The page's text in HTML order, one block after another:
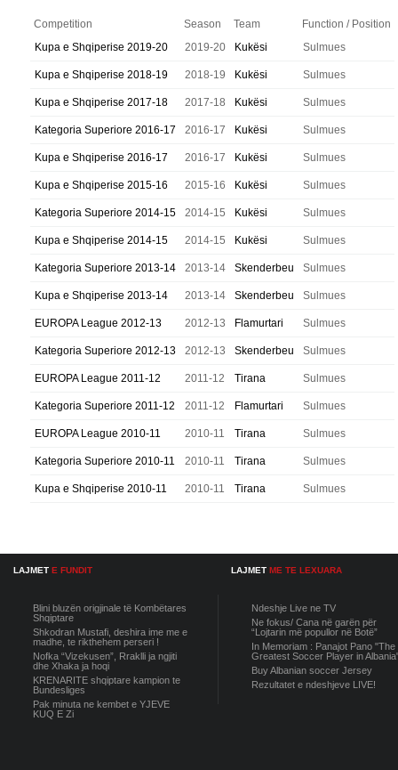
Competition Season Team
Function / Position
Kupa e Shqiperise 2019-20
2019-20 Kukësi Sulmues
Kupa e Shqiperise 2018-19 2018-19 Kukësi Sulmues
Kupa e Shqiperise 2017-18 2017-18 Kukësi Sulmues
Kategoria Superiore 2016-17 2016-17 Kukësi Sulmues
Kupa e Shqiperise 2016-17 2016-17 Kukësi Sulmues
Kupa e Shqiperise 2015-16 2015-16 Kukësi Sulmues
Kategoria Superiore 2014-15 2014-15 Kukësi Sulmues
Kupa e Shqiperise 2014-15 2014-15 Kukësi Sulmues
Kategoria Superiore 2013-14 2013-14 Skenderbeu Sulmues
Kupa e Shqiperise 2013-14 2013-14 Skenderbeu Sulmues
EUROPA League 2012-13 2012-13 Flamurtari Sulmues
Kategoria Superiore 2012-13 2012-13 Skenderbeu Sulmues
EUROPA League 2011-12 2011-12 Tirana Sulmues
Kategoria Superiore 2011-12 2011-12 Flamurtari Sulmues
EUROPA League 2010-11 2010-11 Tirana Sulmues
Kategoria Superiore 2010-11 2010-11 Tirana Sulmues
Kupa e Shqiperise 2010-11 2010-11 Tirana Sulmues
LAJMET E FUNDIT
Blini bluzën origjinale të Kombëtares
Shqiptare
Shkodran Mustafi, deshira ime me e
madhe, te rikthehem perseri !
Nofka “Vizekusen”, Rraklli ja ngjiti
dhe Xhaka ja hoqi
KRENARITE shqiptare kampion te
Bundesliges
Pak minuta ne kembet e YJEVE
KUQ E Zi
LAJMET ME TE LEXUARA
Ndeshje Live ne TV
Ne fokus/ Cana në garën për
“Lojtarin më popullor në Botë”
In Memoriam : Panajot Pano "The
Greatest Soccer Player in
Buy Albanian soccer Jersey
Rezultatet e ndeshjeve LIVE!